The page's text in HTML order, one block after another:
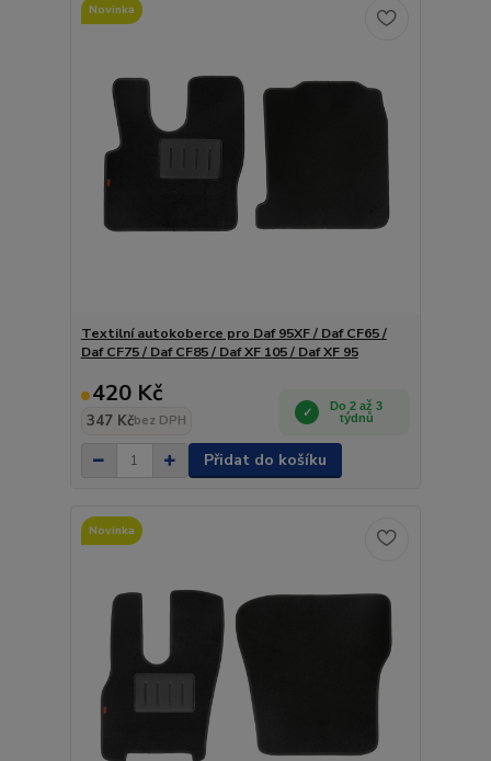
Novinka
Textilní autokoberce pro Daf 95XF / Daf CF65 /
Daf CF75 / Daf CF85 / Daf XF 105 / Daf XF 95
420 Kč
347 Kčbez DPH
Do 2 až 3
týdnů
Přidat do košíku
Novinka